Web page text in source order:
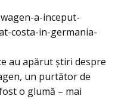
a-inceput-
costa-in-germania-
au apărut știri despre
un purtător de
o glumă – mai